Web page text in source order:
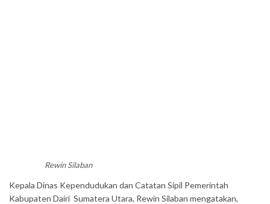
Rewin Silaban
Kepala Dinas Kependudukan dan Catatan Sipil Pemerintah
Kabupaten Dairi Sumatera Utara, Rewin Silaban mengatakan,